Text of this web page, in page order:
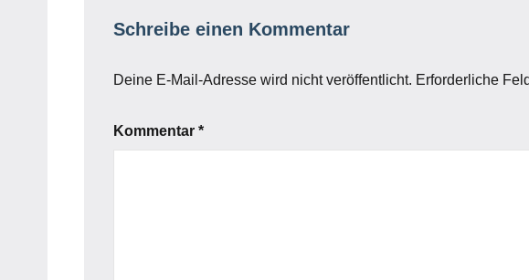
Schreibe einen Kommentar
Deine E-Mail-Adresse wird nicht veröffentlicht. Erforderliche
Kommentar *